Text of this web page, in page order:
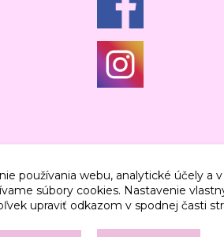
používania webu, analytické účely a
súbory cookies. Nastavenie
upraviť odkazom v spodnej časti